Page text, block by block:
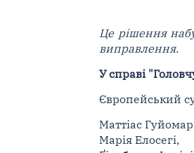
Це рішення
виправлення.
У справі
Європейський
Маттіас
Марія Елосегі,